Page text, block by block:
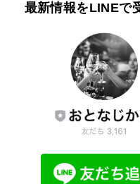
最新情報をLINEで